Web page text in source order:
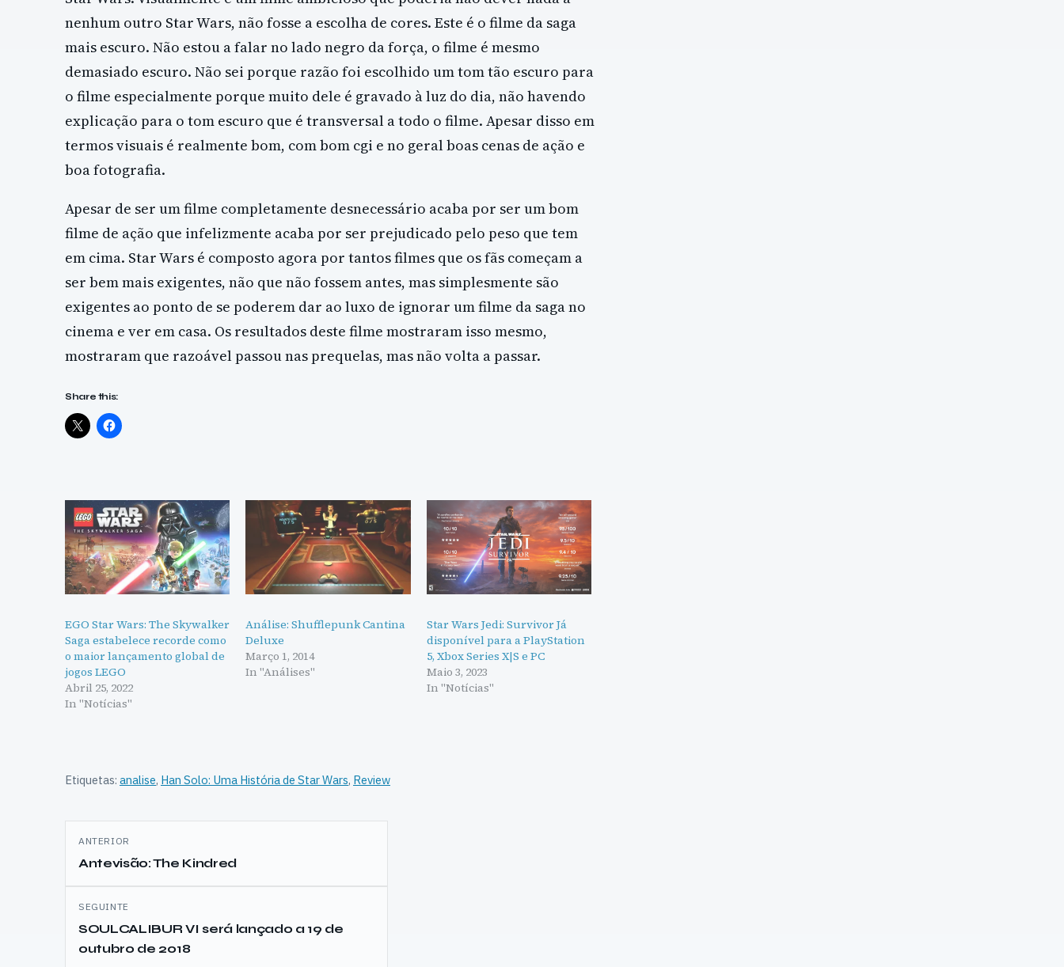
nenhum outro Star Wars, não fosse a escolha de cores. Este é o filme da saga
mais escuro. Não estou a falar no lado negro da força, o filme é mesmo
demasiado escuro. Não sei porque razão foi escolhido um tom tão escuro para
o filme especialmente porque muito dele é gravado à luz do dia, não havendo
explicação para o tom escuro que é transversal a todo o filme. Apesar disso em
termos visuais é realmente bom, com bom cgi e no geral boas cenas de ação e
boa fotografia.
Apesar de ser um filme completamente desnecessário acaba por ser um bom
filme de ação que infelizmente acaba por ser prejudicado pelo peso que tem
em cima. Star Wars é composto agora por tantos filmes que os fãs começam a
ser bem mais exigentes, não que não fossem antes, mas simplesmente são
exigentes ao ponto de se poderem dar ao luxo de ignorar um filme da saga no
cinema e ver em casa. Os resultados deste filme mostraram isso mesmo,
mostraram que razoável passou nas prequelas, mas não volta a passar.
Share this:
EGO Star Wars: The Skywalker
Saga estabelece recorde como
o maior lançamento global de
jogos LEGO
Abril 25, 2022
In "Notícias"
Análise: Shufflepunk Cantina
Deluxe
Março 1, 2014
In "Análises"
Star Wars Jedi: Survivor Já
disponível para a PlayStation
5, Xbox Series X|S e PC
Maio 3, 2023
In "Notícias"
Etiquetas: analise, Han Solo: Uma História de Star Wars, Review
Navegação
de
artigos
ANTERIOR
Antevisão: The Kindred
SEGUINTE
SOULCALIBUR VI será lançado a 19 de
outubro de 2018